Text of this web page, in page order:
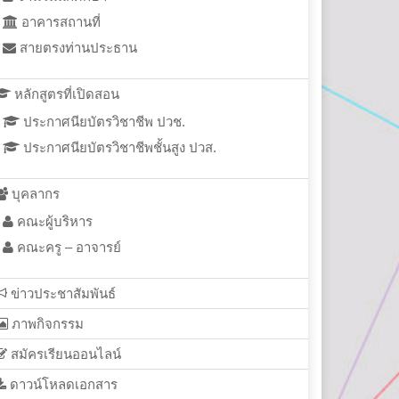
อาคารสถานที่
สายตรงท่านประธาน
หลักสูตรที่เปิดสอน
ประกาศนียบัตรวิชาชีพ ปวช.
ประกาศนียบัตรวิชาชีพชั้นสูง ปวส.
บุคลากร
คณะผู้บริหาร
คณะครู – อาจารย์
ข่าวประชาสัมพันธ์
ภาพกิจกรรม
สมัครเรียนออนไลน์
ดาวน์โหลดเอกสาร